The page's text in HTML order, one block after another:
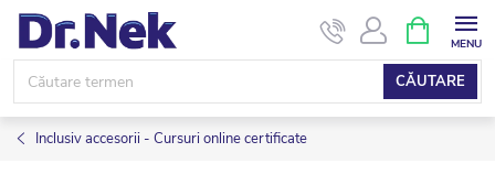
Treci
conținut
CĂUTARE
COŞ
DE
Inclusiv accesorii - Cursuri online certificate